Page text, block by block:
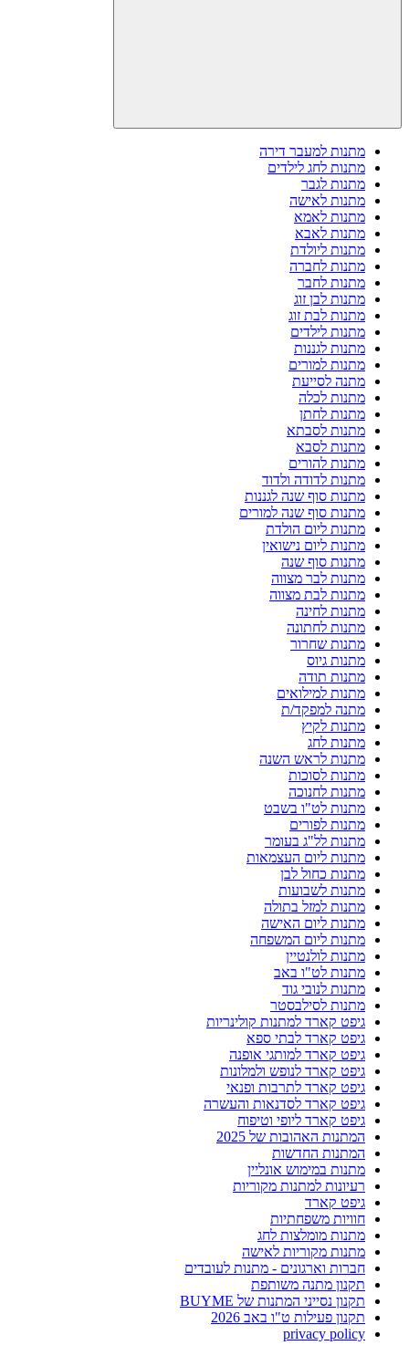
מתנות למעבר דירה
מתנות לחג לילדים
מתנות לגבר
מתנות לאישה
מתנות לאמא
מתנות לאבא
מתנות ליולדת
מתנות לחברה
מתנות לחבר
מתנות לבן זוג
מתנות לבת זוג
מתנות לילדים
מתנות לגננות
מתנות למורים
מתנה לסייעת
מתנות לכלה
מתנות לחתן
מתנות לסבתא
מתנות לסבא
מתנות להורים
מתנות לדודה ולדוד
מתנות סוף שנה לגננות
מתנות סוף שנה למורים
מתנות ליום הולדת
מתנות ליום נישואין
מתנות סוף שנה
מתנות לבר מצווה
מתנות לבת מצווה
מתנות לחינה
מתנות לחתונה
מתנות שחרור
מתנות גיוס
מתנות תודה
מתנות למילואים
מתנה למפקד/ת
מתנות לקיץ
מתנות לחג
מתנות לראש השנה
מתנות לסוכות
מתנות לחנוכה
מתנות לט"ו בשבט
מתנות לפורים
מתנות לל"ג בעומר
מתנות ליום העצמאות
מתנות כחול לבן
מתנות לשבועות
מתנות למזל בתולה
מתנות ליום האישה
מתנות ליום המשפחה
מתנות לולנטיין
מתנות לט"ו באב
מתנות לנובי גוד
מתנות לסילבסטר
גיפט קארד למתנות קולינריות
גיפט קארד לבתי ספא
גיפט קארד למותגי אופנה
גיפט קארד לנופש ולמלונות
גיפט קארד לתרבות ופנאי
גיפט קארד לסדנאות והעשרה
גיפט קארד ליופי וטיפוח
המתנות האהובות של 2025
המתנות החדשות
מתנות במימוש אונליין
רעיונות למתנות מקוריות
גיפט קארד
חוויות משפחתיות
מתנות מומלצות לחג
מתנות מקוריות לאישה
חברות וארגונים - מתנות לעובדים
תקנון מתנה משותפת
תקנון נסייני המתנות של BUYME
תקנון פעילות ט"ו באב 2026
privacy policy